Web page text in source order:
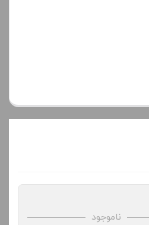
ناموجود